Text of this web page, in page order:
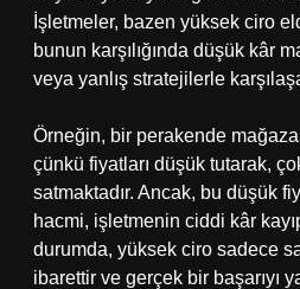
İşletmeler, bazen yüksek ciro
bunun karşılığında düşük kâr
veya yanlış stratejilerle
Örneğin, bir perakende
çünkü fiyatları düşük tutarak,
satmaktadır. Ancak, bu düşük
hacmi, işletmenin ciddi kâr
durumda, yüksek ciro sadece
ibarettir ve gerçek bir başarıyı